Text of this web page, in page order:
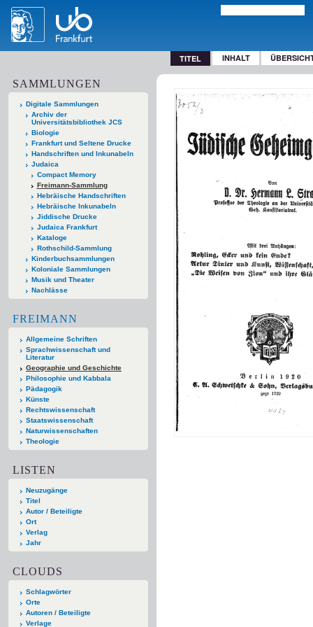
TITEL INHALT
SAMMLUNGEN
Digitale Sammlungen
Archiv der
Universitätsbibliothek JCS
Biologie
Frankfurt und Seltene Drucke
Handschriften und Inkunabeln
Judaica
Compact Memory
Freimann-Sammlung
Hebräische Handschriften
Hebräische Inkunabeln
Jiddische Drucke
Judaica Frankfurt
Kataloge
Rothschild-Sammlung
Kinderbuchsammlungen
Koloniale Sammlungen
Musik und Theater
Nachlässe
FREIMANN
Allgemeine Schriften
Sprachwissenschaft und
Literatur
Geographie und Geschichte
Philosophie und Kabbala
Pädagogik
Künste
Rechtswissenschaft
Staatswissenschaft
Naturwissenschaften
Theologie
LISTEN
Neuzugänge
Titel
Autor / Beteiligte
Ort
Verlag
Jahr
CLOUDS
Schlagwörter
Orte
Autoren / Beteiligte
Verlage